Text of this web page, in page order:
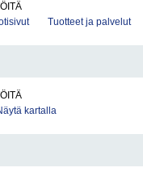
Tuotteet ja palvelut
kartalla